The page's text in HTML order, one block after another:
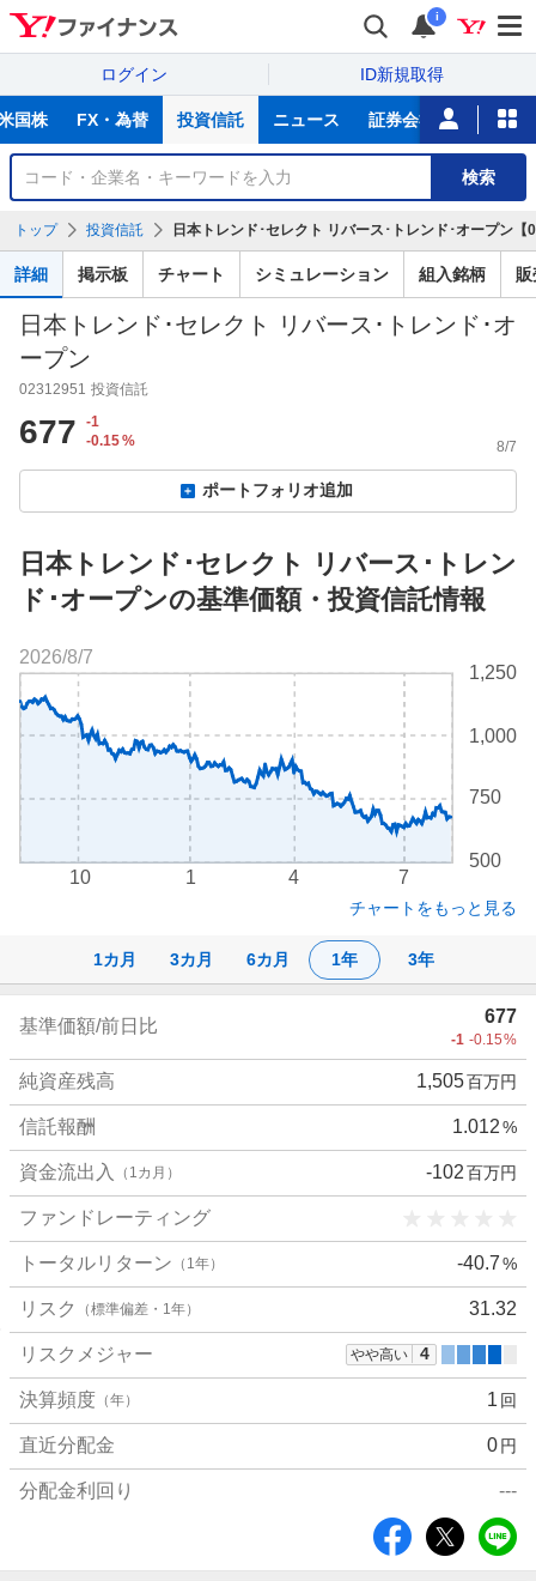
i
ログイン ID新規取得
主
な
サ
国株 FX・為替 投資信託 ニュース 証券会社比較 NISA
銘
検
索
検索
トップ 投資信託 日本トレンド･セレクト リバース･トレンド･オープン【
詳細 掲示板 チャート シミュレーション 組入銘柄
日本トレンド･セレクト リバース･トレンド･オ
ープン
02312951 投資信託
677
-1
-0.15% 8/7
ポートフォリオ追加
日本トレンド･セレクト リバース･トレン
ド･オープンの基準価額・投資信託情報
1カ月 3カ月 6カ月 1年 3年
500
750
1,000
1,250
1 7
10 4
2026/8/7
チャートをもっと見る
詳
値
基準価額/前日比 677
-1 -0.15%
純資産残高 1,505百万円
信託報酬 1.012%
資金流出入 （1カ月） -102百万円
ファンドレーティング
トータルリターン （1年） -40.7%
リスク （標準偏差・1年） 31.32
リスクメジャー やや高い 4
決算頻度 （年） 1 回
直近分配金 0円
分配金利回り
---
ア